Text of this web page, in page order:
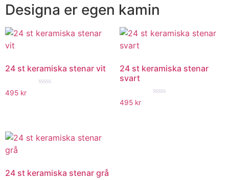
Designa er egen kamin
24 st keramiska stenar vit
495 kr
24 st keramiska stenar
svart
495 kr
24 st keramiska stenar grå